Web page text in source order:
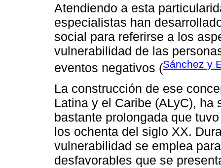
Atendiendo a esta
especialistas han
social para referirse a los
vulnerabilidad de las
eventos negativos (Sánchez y
La construcción de ese
Latina y el Caribe (ALyC),
bastante prolongada que
los ochenta del siglo XX.
vulnerabilidad se emplea
desfavorables que se